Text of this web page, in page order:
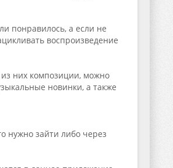
понравилось, а если не
воспроизведение
них композиции, можно
новинки, а также
нужно зайти либо через